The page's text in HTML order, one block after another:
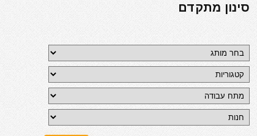
סינון מתקדם